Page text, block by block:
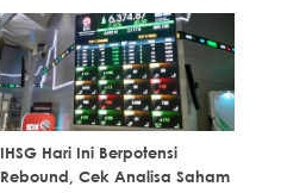
IHSG Hari Ini Berpotensi
Rebound, Cek Analisa Saham